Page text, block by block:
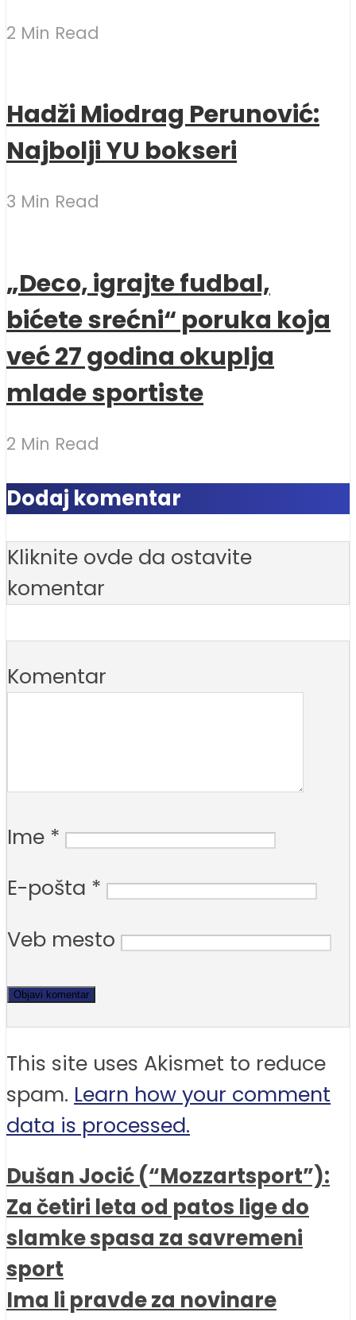
2 Min Read
Hadži Miodrag Perunović:
Najbolji YU bokseri
3 Min Read
„Deco, igrajte fudbal,
bićete srećni“ poruka koja
već 27 godina okuplja
mlade sportiste
2 Min Read
Dodaj komentar
Kliknite ovde da ostavite
komentar
Komentar
Ime *
E-pošta *
Veb mesto
This site uses Akismet to reduce
spam. Learn how your comment
data is processed.
Dušan Jocić (“Mozzartsport”):
Za četiri leta od patos lige do
slamke spasa za savremeni
sport
Ima li pravde za novinare